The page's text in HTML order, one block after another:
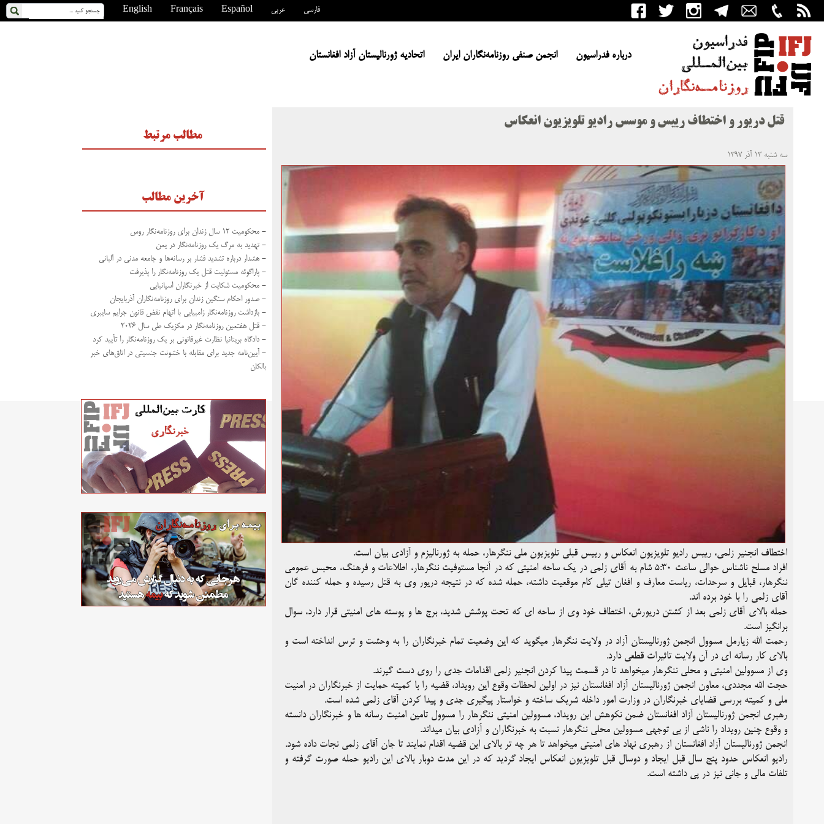
English Français Español عربی فارسی
درباره فدراسیون انجمن صنفی روزنامه‌نگاران ایران اتحادیه ژورنالیستان آزاد افغانستان
قتل دریور و اختطاف رییس و موسس رادیو تلویزیون انعکاس
سه شنبه ۱۳ آذر ۱۳۹۷
اختطاف انجنیر زلمی،‌ رییس رادیو تلویزیون انعکاس و رییس قبلی تلویزیون ملی ننگرهار، حمله به ژورنالیزم و آزادی بیان است.
افراد مسلح ناشناس حوالی ساعت ۵:۳۰ شام به آقای زلمی در یک ساحه امنیتی که در آنجا مستوفیت ننگرهار، اطلاعات و فرهنگ،‌ محبس عمومی
ننگرهار، قبایل و سرحدات،‌ ریاست معارف و افغان تیلی کام موقعیت داشته، حمله شده که در نتیجه دریور وی به قتل رسیده و حمله کننده گان
آقای زلمی را با خود برده اند.
حمله بالای آقای زلمی بعد از کشتن دریورش، اختطاف خود وی از ساحه ای که تحت پوشش شدید، برج ها و پوسته های امنیتی قرار دارد، سوال
برانگیز است.
رحمت الله زیارمل مسوول انجمن ژورنالیستان آزاد در ولایت ننگرهار میگوید که این وضعیت تمام خبرنگاران را به وحشت و ترس انداخته است و
بالای کار رسانه ای در آن ولایت تاثیرات قطعی دارد.
وی از مسوولین امنیتی و محلی ننگرهار میخواهد تا در قسمت پیدا کردن انجنیر زلمی اقدامات جدی را روی دست گیرند.
حجت الله مجددی، معاون انجمن ژورنالیستان آزاد افغانستان نیز در اولین لحظات وقوع این رویداد، قضیه را با کمیته حمایت از خبرنگاران در امنیت
ملی و کمیته بررسی قضایای خبرنگاران در وزارت امور داخله شریک ساخته و خواستار پیگیری جدی و پیدا کردن آقای زلمی شده است.
رهبری انجمن ژورنالیستان آزاد افغانستان ضمن نکوهش این رویداد،‌ مسوولین امنیتی ننگرهار را مسوول تامین امنیت رسانه ها و خبرنگاران دانسته
و وقوع چنین رویداد را ناشی از بی توجهی مسوولین محلی ننگرهار نسبت به خبرنگاران و آزادی بیان میداند.
انجمن ژورنالیستان آزاد افغانستان از رهبری نهاد های امنیتی میخواهد تا هر چه تر بالای این قضیه اقدام نمایند تا جان آقای زلمی نجات داده شود.
رادیو انعکاس حدود پنج سال قبل ایجاد و دوسال قبل تلویزیون انعکاس ایجاد گردید که در این مدت دوبار بالای این رادیو حمله صورت گرفته و
تلفات مالی و جانی نیز در پی داشته است.
مطالب مرتبط
آخرین مطالب
- محکومیت ۱۲ سال زندان برای روزنامه‌نگار روس
- تهدید به مرگ یک روزنامه‌نگار در یمن
- هشدار درباره تشدید فشار بر رسانه‌ها و جامعه مدنی در آلبانی
- پاراگوئه مسئولیت قتل یک روزنامه‌نگار را پذیرفت
- محکومیت شکایت از خبرنگاران اسپانیایی
- صدور احکام سنگین زندان برای روزنامه‌نگاران آذربایجان
- بازداشت روزنامه‌نگار زامبیایی با اتهام نقض قانون جرایم سایبری
- قتل هفتمین روزنامه‌نگار در مکزیک طی سال ۲۰۲۶
- دادگاه بریتانیا نظارت غیرقانونی بر یک روزنامه‌نگار را تأیید کرد
- آیین‌نامه جدید برای مقابله با خشونت جنسیتی در اتاق‌های خبر
بالکان